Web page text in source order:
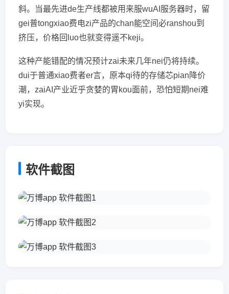
斜。当最先进de生产线都被用来服wuAI服务器时，留
gei普tongxiao费电zi产品的chan能空间必ranshou到
挤压，价格回luo也就变得遥不keji。
这种产能错配的情况预计zai未来几年nei仍将持续。
dui于普通xiao费者er言，原本qi待的存储芯pian降价
潮，zaiAI产业近乎贪婪的胃kou面前，恐怕短期nei难
yi实现。
软件截图